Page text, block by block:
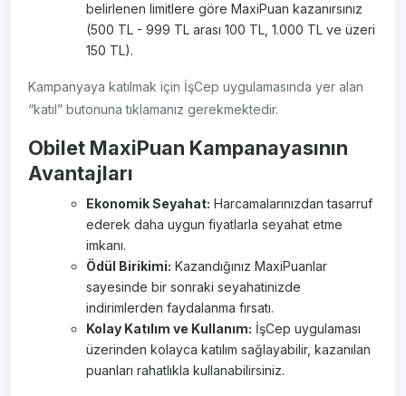
belirlenen limitlere göre MaxiPuan kazanırsınız
(500 TL - 999 TL arası 100 TL, 1.000 TL ve üzeri
150 TL).
Kampanyaya katılmak için İşCep uygulamasında yer alan
“katıl” butonuna tıklamanız gerekmektedir.
Obilet MaxiPuan Kampanayasının
Avantajları
Ekonomik Seyahat: Harcamalarınızdan tasarruf
ederek daha uygun fiyatlarla seyahat etme
imkanı.
Ödül Birikimi: Kazandığınız MaxiPuanlar
sayesinde bir sonraki seyahatinizde
indirimlerden faydalanma fırsatı.
Kolay Katılım ve Kullanım: İşCep uygulaması
üzerinden kolayca katılım sağlayabilir, kazanılan
puanları rahatlıkla kullanabilirsiniz.